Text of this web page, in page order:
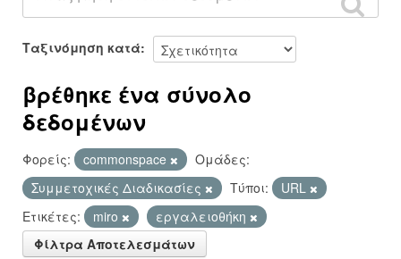
Σχετικά
Ταξινόμηση κατά
βρέθηκε ένα σύνολο
δεδομένων
Φορείς: commonspace
Ομάδες:
Συμμετοχικές Διαδικασίες
Τύποι:
URL
Ετικέτες:
miro
εργαλειοθήκη
Φίλτρα Αποτελεσμάτων